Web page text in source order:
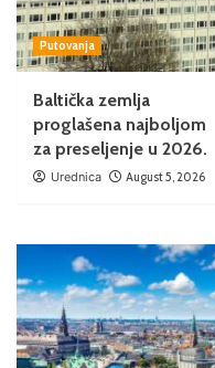
Putovanja
Baltička zemlja
proglašena najboljom
za preseljenje u 2026.
Urednica August 5, 2026